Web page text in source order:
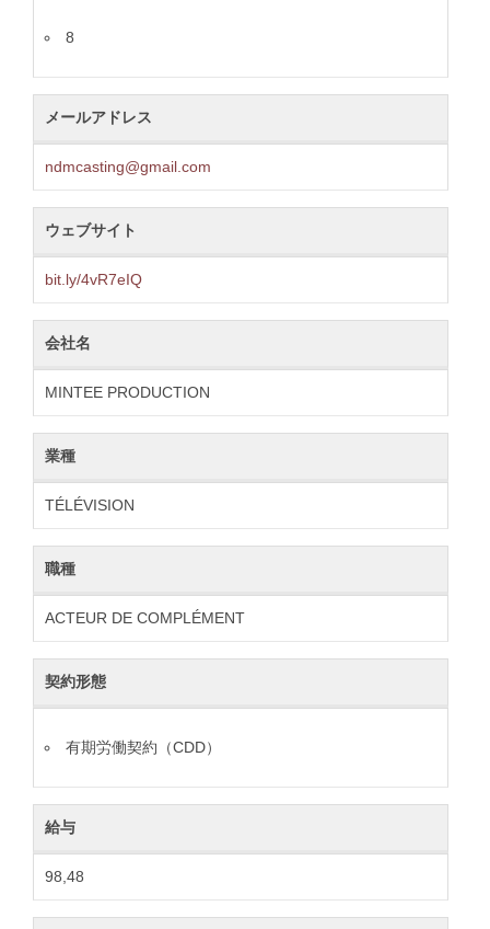
8
メールアドレス
ndmcasting@gmail.com
ウェブサイト
bit.ly/4vR7eIQ
会社名
MINTEE PRODUCTION
業種
TÉLÉVISION
職種
ACTEUR DE COMPLÉMENT
契約形態
有期労働契約（CDD）
給与
98,48